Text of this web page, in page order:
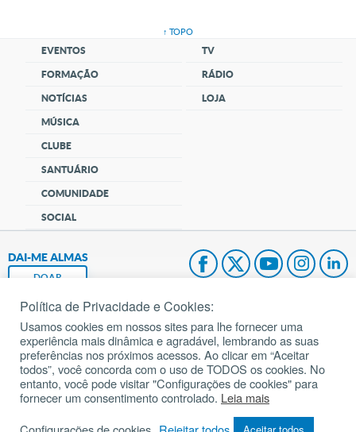
↑ TOPO
EVENTOS
FORMAÇÃO
NOTÍCIAS
MÚSICA
CLUBE
SANTUÁRIO
COMUNIDADE
SOCIAL
TV
RÁDIO
LOJA
DAI-ME ALMAS
DOAR
Fundação João Paulo II
Pedido de Oração
Mapa do site
Política de Privacidade e Cookies:
Usamos cookies em nossos sites para lhe fornecer uma
experiência mais dinâmica e agradável, lembrando as suas
preferências nos próximos acessos. Ao clicar em “Aceitar
todos”, você concorda com o uso de TODOS os cookies. No
entanto, você pode visitar "Configurações de cookies" para
fornecer um consentimento controlado. Leia mais